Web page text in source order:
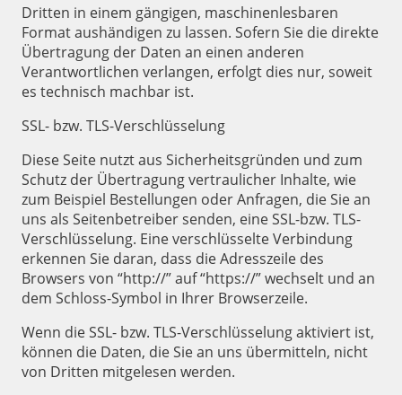
Dritten in einem gängigen, maschinenlesbaren
Format aushändigen zu lassen. Sofern Sie die direkte
Übertragung der Daten an einen anderen
Verantwortlichen verlangen, erfolgt dies nur, soweit
es technisch machbar ist.
SSL- bzw. TLS-Verschlüsselung
Diese Seite nutzt aus Sicherheitsgründen und zum
Schutz der Übertragung vertraulicher Inhalte, wie
zum Beispiel Bestellungen oder Anfragen, die Sie an
uns als Seitenbetreiber senden, eine SSL-bzw. TLS-
Verschlüsselung. Eine verschlüsselte Verbindung
erkennen Sie daran, dass die Adresszeile des
Browsers von “http://” auf “https://” wechselt und an
dem Schloss-Symbol in Ihrer Browserzeile.
Wenn die SSL- bzw. TLS-Verschlüsselung aktiviert ist,
können die Daten, die Sie an uns übermitteln, nicht
von Dritten mitgelesen werden.